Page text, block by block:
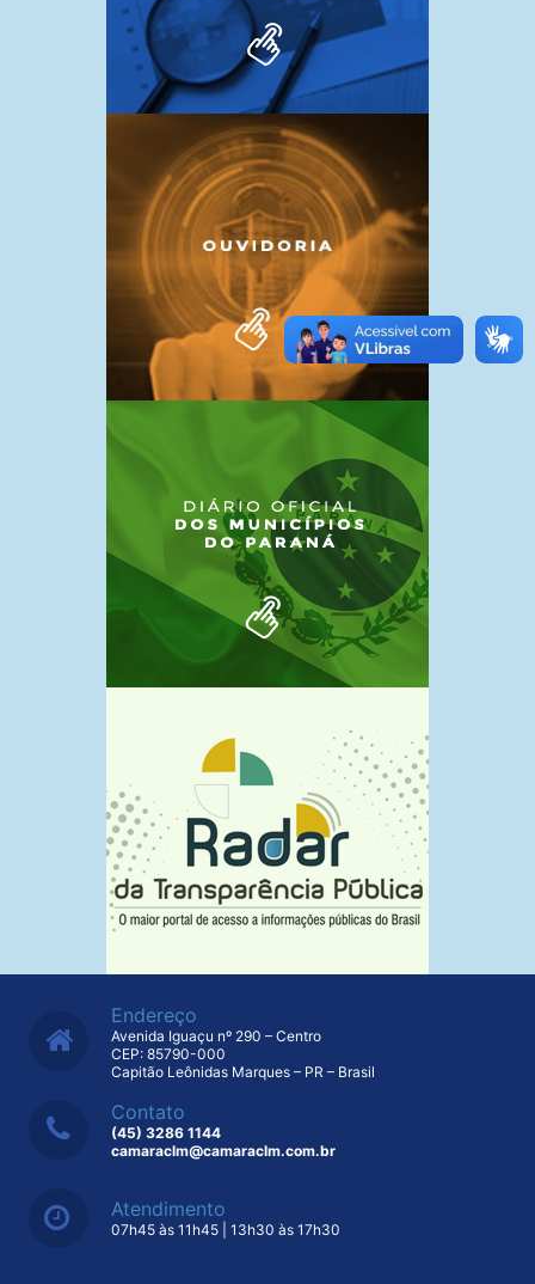
Endereço
Avenida Iguaçu nº 290 – Centro
CEP: 85790-000
Capitão Leônidas Marques – PR – Brasil
Contato
(45) 3286 1144
camaraclm@camaraclm.com.br
Atendimento
07h45 às 11h45 | 13h30 às 17h30